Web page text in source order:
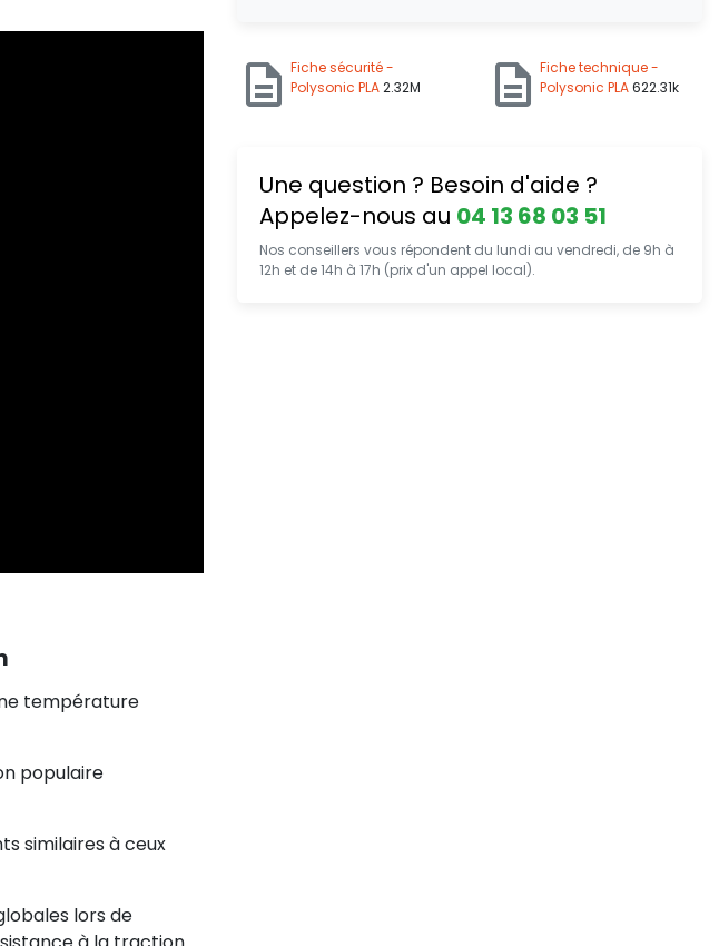
température
populaire
similaires à ceux
lors de
Fiche sécurité -
Polysonic PLA2.32M
Fiche technique -
Polysonic PLA622.31k
Une question ? Besoin d'aide ?
Appelez-nous au 04 13 68 03 51
Nos conseillers vous répondent du lundi au vendredi, de 9h à
12h et de 14h à 17h (prix d'un appel local).